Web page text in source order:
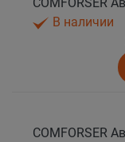
В наличии